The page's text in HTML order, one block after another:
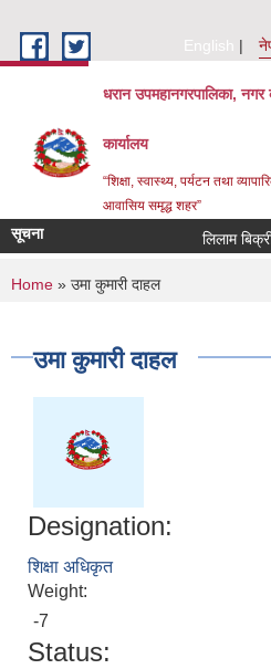
English
धरान उपमहानगरपालिका, नगर
कार्यालय
“शिक्षा, स्वास्थ्य, पर्यटन तथा
आवासिय समृद्ध शहर”
सूचना
You are here
Home » उमा कुमारी दाहल
उमा कुमारी दाहल
Designation:
शिक्षा अधिकृत
Weight:
-7
Status: